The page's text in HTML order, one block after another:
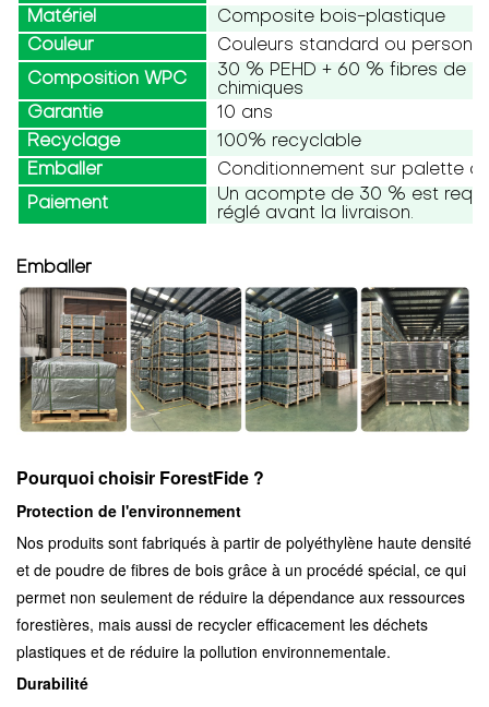
Matériel
Composite bois-plastique
Couleur
Couleurs standard ou
Composition WPC
30 % PEHD + 60 % fibres de
chimiques
Garantie
10 ans
Recyclage
100% recyclable
Emballer
Conditionnement sur palette
Paiement
Un acompte de 30 % est
réglé avant la livraison.
Emballer
Pourquoi choisir ForestFide ?
Protection de l'environnement
Nos produits sont fabriqués à partir de polyéthylène haute densité
et de poudre de fibres de bois grâce à un procédé spécial, ce qui
permet non seulement de réduire la dépendance aux ressources
forestières, mais aussi de recycler efficacement les déchets
plastiques et de réduire la pollution environnementale.
Durabilité